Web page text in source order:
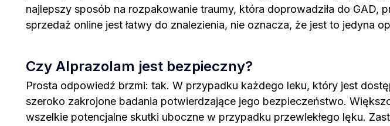
najlepszy sposób na rozpakowanie traumy, która doprowadziła do
sprzedaż online jest łatwy do znalezienia, nie oznacza, że jest to jedyna
Czy Alprazolam jest bezpieczny?
Prosta odpowiedź brzmi: tak. W przypadku każdego leku, który jest
szeroko zakrojone badania potwierdzające jego bezpieczeństwo.
wszelkie potencjalne skutki uboczne w przypadku przewlekłego lęku.